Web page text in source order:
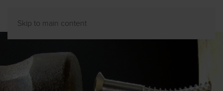
Skip to main content